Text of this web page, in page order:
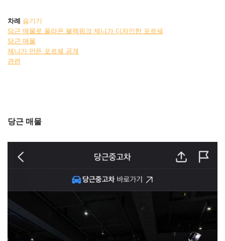
차례
숨기기
당근 매물로 올라온 블랙핑크 제니가 디자인한 포르쉐
당근 매물
제니가 만든 포르쉐 공개
관련
당근 매물